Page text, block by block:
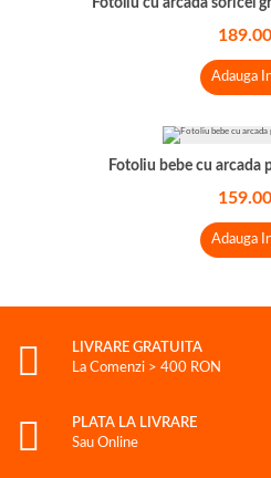
Fotoliu cu arcada soricel
189.00
Adauga
Fotoliu bebe cu arcada
159.00
Adauga
LIVRARE GRATUITA
La Comenzi > 400 RON
PLATA LA LIVRARE
Sau Online